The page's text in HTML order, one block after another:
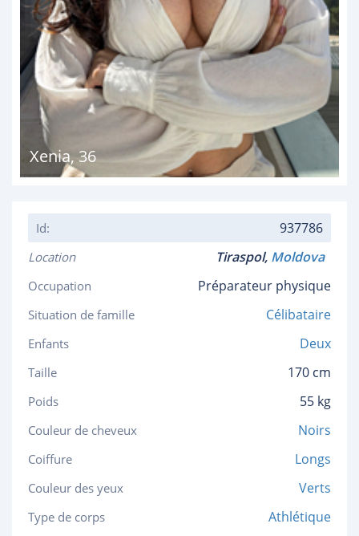
Xenia,36
Id: 937786
Location Tiraspol, Moldova
Occupation Préparateur physique
Situation de famille Célibataire
Enfants Deux
Taille 170 cm
Poids 55 kg
Couleur de cheveux Noirs
Coiffure Longs
Couleur des yeux Verts
Type de corps Athlétique